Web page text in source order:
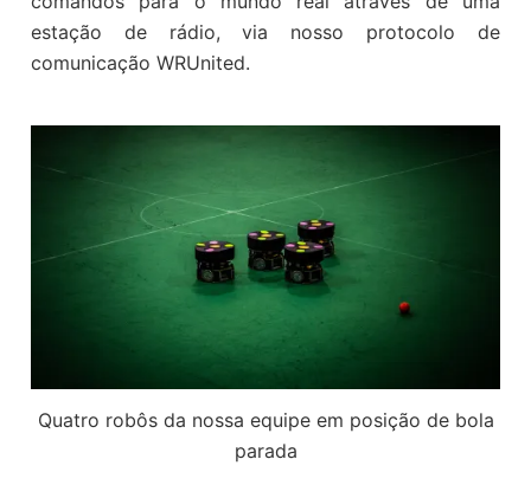
estação de rádio, via nosso protocolo de
comunicação WRUnited.
Quatro robôs da nossa equipe em posição de bola
parada